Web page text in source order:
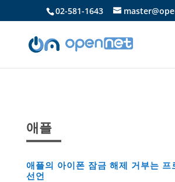
02-581-1643
애플
애플의 아이폰 잠금 해제 거부는 프
선언